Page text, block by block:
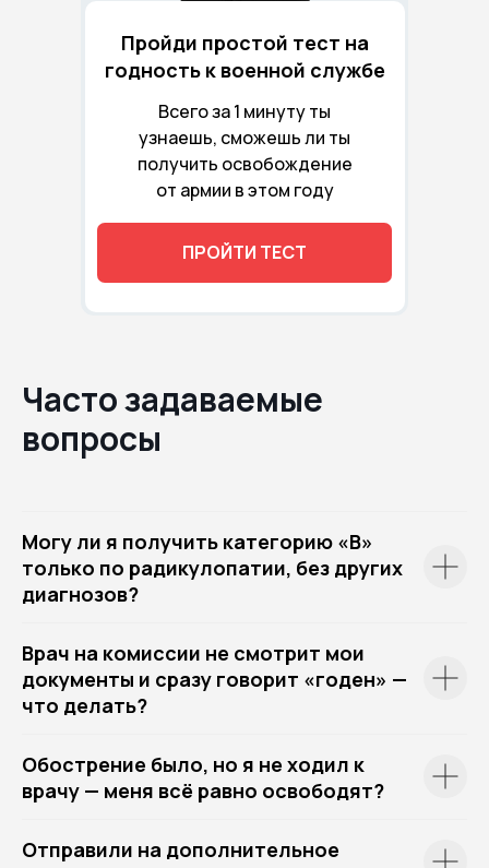
Всего за 1 минуту ты
узнаешь, сможешь ли ты
получить освобождение
от армии в этом году
Пройди простой тест на
годность к военной службе
ПРОЙТИ ТЕСТ
Часто задаваемые
вопросы
Могу ли я получить категорию «В»
только по радикулопатии, без других
диагнозов?
Врач на комиссии не смотрит мои
документы и сразу говорит «годен» —
что делать?
Обострение было, но я не ходил к
врачу — меня всё равно освободят?
Отправили на дополнительное